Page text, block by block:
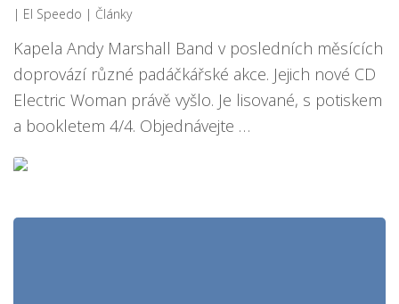
| El Speedo | Články
Kapela Andy Marshall Band v posledních měsících
doprovází různé padáčkářské akce. Jejich nové CD
Electric Woman právě vyšlo. Je lisované, s potiskem
a bookletem 4/4. Objednávejte …